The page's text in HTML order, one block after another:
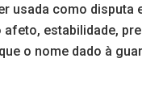
usada como
estabilidade,
o nome dado à